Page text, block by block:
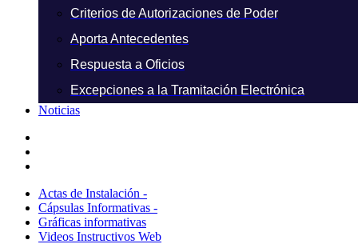
Criterios de Autorizaciones de Poder
Aporta Antecedentes
Respuesta a Oficios
Excepciones a la Tramitación Electrónica
Noticias
Actas de Instalación -
Cápsulas Informativas -
Gráficas informativas
Videos Instructivos Web